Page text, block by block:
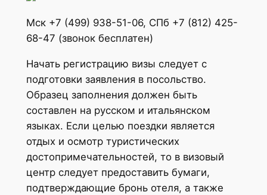
Мск +7 (499) 938-51-06, СПб +7 (812) 425-
68-47 (звонок бесплатен)
Начать регистрацию визы следует с
подготовки заявления в посольство.
Образец заполнения должен быть
составлен на русском и итальянском
языках. Если целью поездки является
отдых и осмотр туристических
достопримечательностей, то в визовый
центр следует предоставить бумаги,
подтверждающие бронь отеля, а также